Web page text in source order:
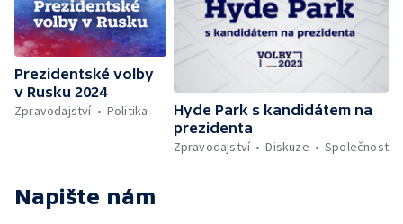
Volební studio — Průběžné výsledky (99,9
%) — Volební štáb Karla Schwarzenberga —
Volební štáb Miloše Zemana — Vstup z
Pražského hradu — Volební štáb Zuzany
Roithové — Volební studio — Volební studio
Prezidentské volby
v Rusku 2024
Zpravodajství
Politika
Hyde Park s kandidátem na
prezidenta
Zpravodajství
Diskuze Společnost
Napište nám